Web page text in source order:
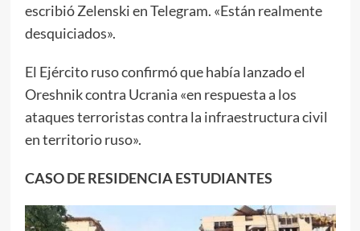
escribió Zelenski en Telegram. «Están realmente
desquiciados».
El Ejército ruso confirmó que había lanzado el
Oreshnik contra Ucrania «en respuesta a los
ataques terroristas contra la infraestructura civil
en territorio ruso».
CASO DE RESIDENCIA ESTUDIANTES